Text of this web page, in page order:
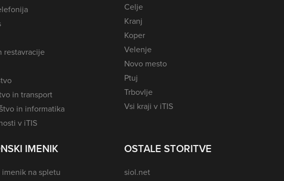
restavracije
in transport
in informatika
v iTIS
Celje
Kranj
Koper
Velenje
Novo mesto
Ptuj
Trbovlje
Vsi kraji v iTIS
IMENIK
na spletu
OSTALE STORITVE
siol.net